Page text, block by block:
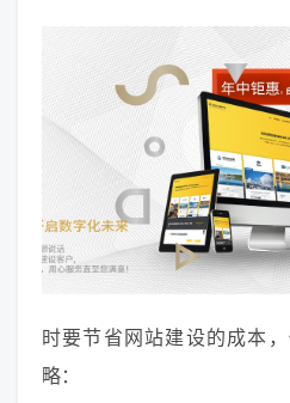
时要节省网站建设的成本
略：